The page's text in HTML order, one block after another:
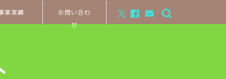
業実績
お問い合わ
せ